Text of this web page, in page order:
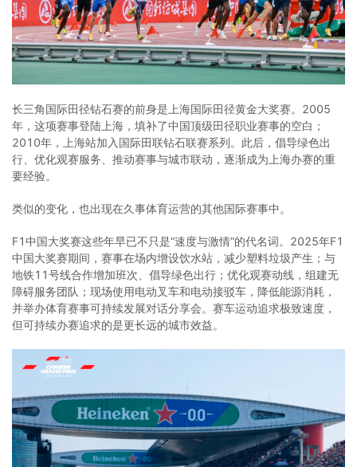
长三角国际田径钻石赛的前身是上海国际田径黄金大奖赛。2005
年，这项赛事登陆上海，填补了中国顶级田径职业赛事的空白；
2010年，上海站加入国际田联钻石联赛系列。此后，倡导绿色出
行、优化观赛服务、推动赛事与城市联动，逐渐成为上海办赛的重
要经验。
类似的变化，也出现在久事体育运营的其他国际赛事中。
F1中国大奖赛这些年早已不只是“速度与激情”的代名词。2025年F1
中国大奖赛期间，赛事在场内增设饮水站，减少塑料垃圾产生；与
地铁11号线合作增加班次、倡导绿色出行；优化观赛动线，组建无
障碍服务团队；现场使用电动叉车和电动接驳车，降低能源消耗，
并举办体育赛事可持续发展对话分享会。赛车运动追求极致速度，
但可持续办赛追求的是更长远的城市效益。